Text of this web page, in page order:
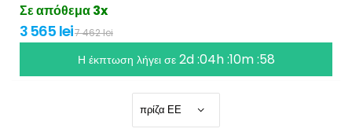
Σε απόθεμα 3x
3 565 lei7 462 lei
Η έκπτωση λήγει σε 2d :04h :10m :56